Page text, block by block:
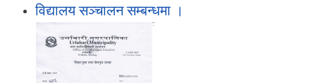
विद्यालय सञ्चालन सम्बन्धमा ।